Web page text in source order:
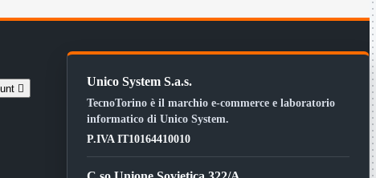

Unico System S.a.s.
TecnoTorino è il marchio e-commerce e laboratorio
informatico di Unico System.
P.IVA IT10164410010